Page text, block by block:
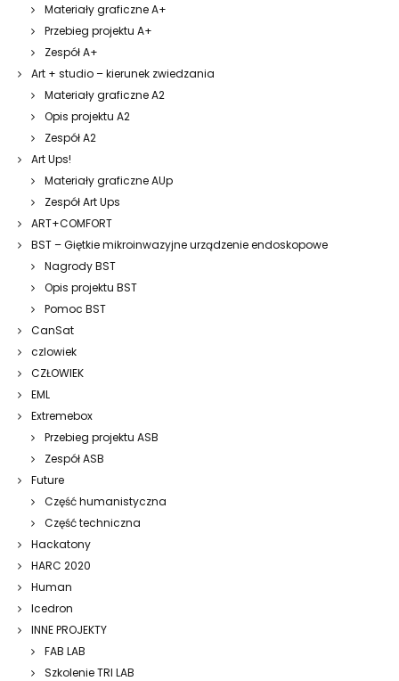
Materiały graficzne A+
Przebieg projektu A+
Zespół A+
Art + studio – kierunek zwiedzania
Materiały graficzne A2
Opis projektu A2
Zespół A2
Art Ups!
Materiały graficzne AUp
Zespół Art Ups
ART+COMFORT
BST – Giętkie mikroinwazyjne urządzenie endoskopowe
Nagrody BST
Opis projektu BST
Pomoc BST
CanSat
czlowiek
CZŁOWIEK
EML
Extremebox
Przebieg projektu ASB
Zespół ASB
Future
Część humanistyczna
Część techniczna
Hackatony
HARC 2020
Human
Icedron
INNE PROJEKTY
FAB LAB
Szkolenie TRI LAB